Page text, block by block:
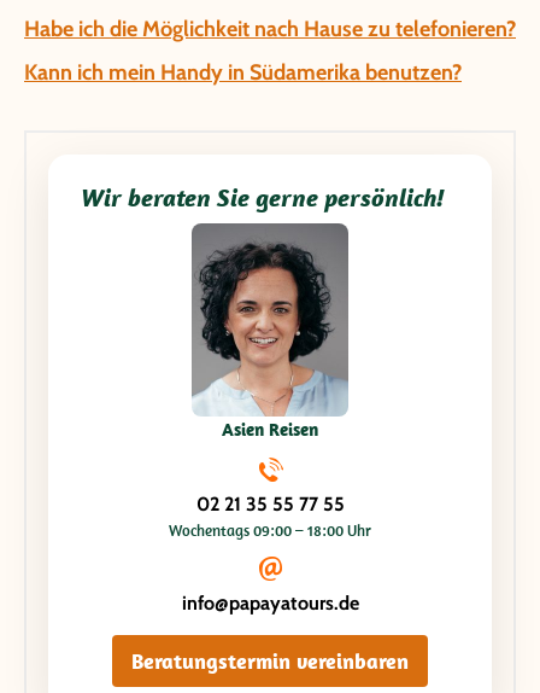
Habe ich die Möglichkeit nach Hause zu telefonieren?
Kann ich mein Handy in Südamerika benutzen?
Wir beraten Sie gerne persönlich!
Asien Reisen
02 21 35 55 77 55
Wochentags 09:00 – 18:00 Uhr
info@papayatours.de
Beratungstermin vereinbaren